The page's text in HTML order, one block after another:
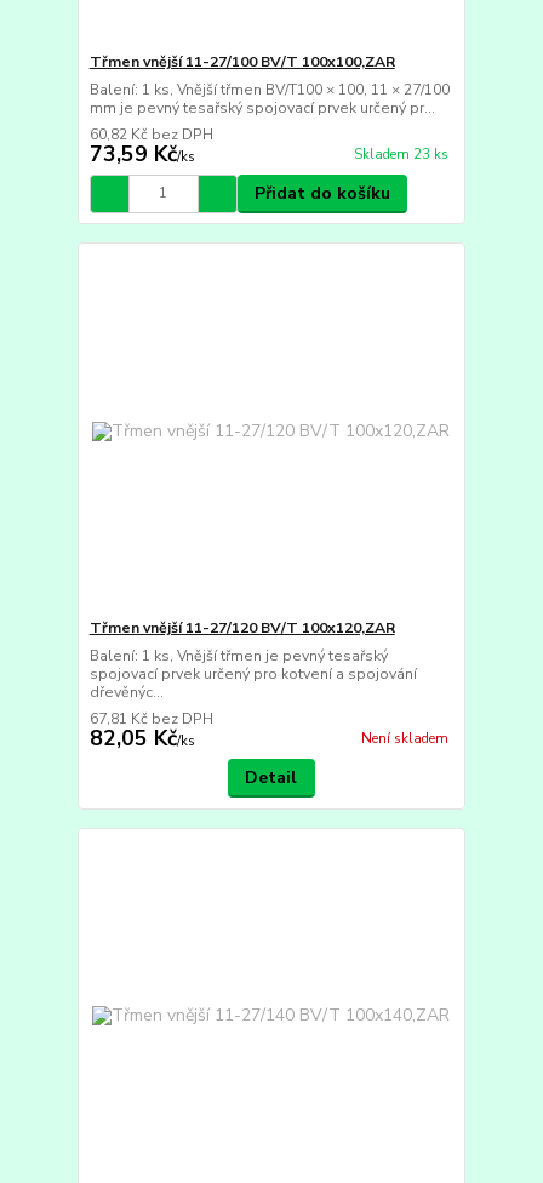
Třmen vnější 11-27/100 BV/T 100x100,ZAR
Balení: 1 ks, Vnější třmen BV/T100 × 100, 11 × 27/100
mm je pevný tesařský spojovací prvek určený pr...
73,59 Kč/ks
60,82 Kč bez DPH
Skladem 23 ks
Přidat do košíku
Třmen vnější 11-27/120 BV/T 100x120,ZAR
Balení: 1 ks, Vnější třmen je pevný tesařský
spojovací prvek určený pro kotvení a spojování
dřevěnýc...
82,05 Kč/ks
67,81 Kč bez DPH
Není skladem
Detail